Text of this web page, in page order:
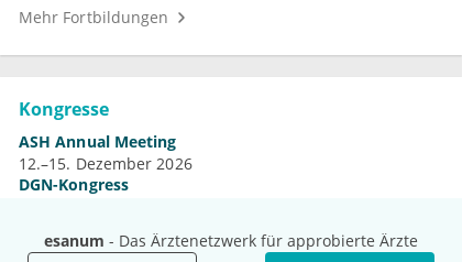
esanum - Das Ärztenetzwerk für approbierte Ärzte
Mehr Fortbildungen
Kongresse
ASH Annual Meeting
12.–15. Dezember 2026
DGN-Kongress
9.–12. Oktober 2026